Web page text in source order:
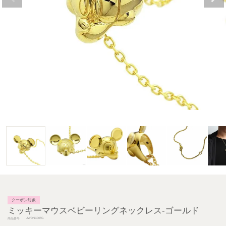
クーポン対象
ミッキーマウスベビーリングネックレス-ゴールド
商品番号 JWDNC005G